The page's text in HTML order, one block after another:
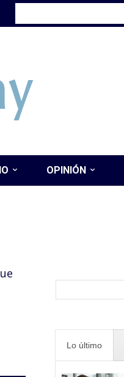
OPINIÓN
Lo último